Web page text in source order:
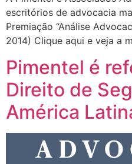
escritórios de advocacia
Premiação “Análise
2014) Clique aqui e veja a
Pimentel é
Direito de
América